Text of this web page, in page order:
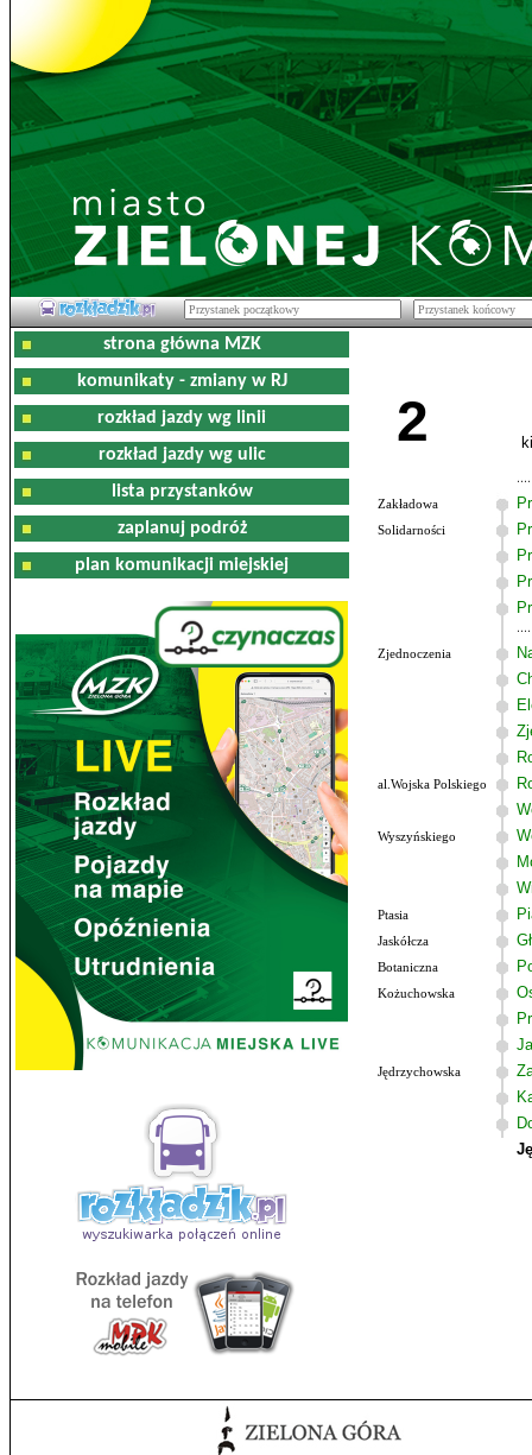
strona główna MZK
komunikaty - zmiany w RJ
rozkład jazdy wg linii
rozkład jazdy wg ulic
lista przystanków
zaplanuj podróż
plan komunikacji miejskiej
2
Zakładowa
Solidarności
Zjednoczenia
al.Wojska Polskiego
Wyszyńskiego
Ptasia
Jaskółcza
Botaniczna
Kożuchowska
Jędrzychowska